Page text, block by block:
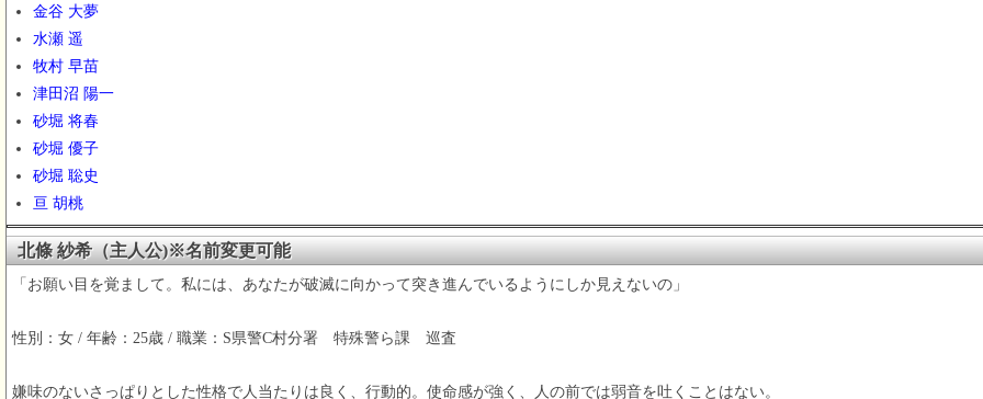
金谷 大夢
水瀬 遥
牧村 早苗
津田沼 陽一
砂堀 将春
砂堀 優子
砂堀 聡史
亘 胡桃
北條 紗希（主人公)※名前変更可能
「お願い目を覚まして。私には、あなたが破滅に向かって突き進んでいるようにしか見えないの」
性別：女 / 年齢：25歳 / 職業：S県警C村分署 特殊警ら課 巡査
嫌味のないさっぱりとした性格で人当たりは良く、行動的。使命感が強く、人の前では弱音を吐くことはない。